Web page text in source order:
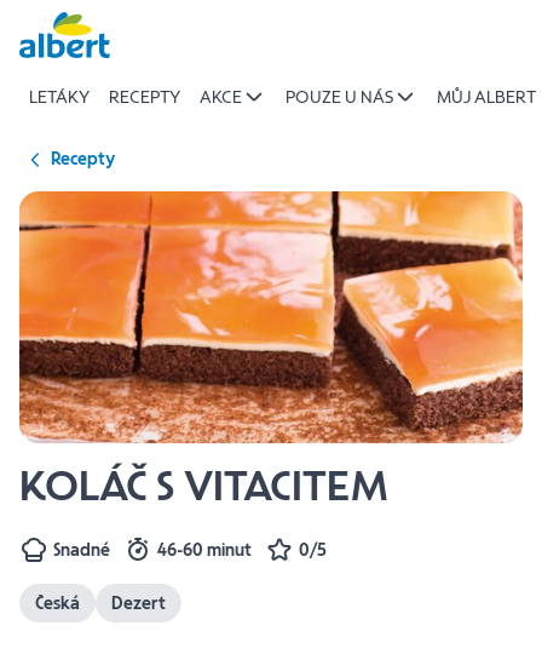
Přeskočit
LETÁKY RECEPTY AKCE POUZE U NÁS MŮJ ALBERT
Recepty
KOLÁČ S VITACITEM
Snadné 46-60 minut 0/5
Česká Dezert